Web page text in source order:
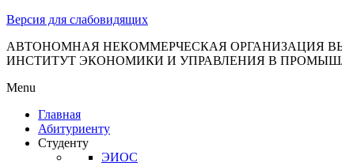
Версия для слабовидящих
АВТОНОМНАЯ НЕКОММЕРЧЕСКАЯ ОРГАНИЗАЦИЯ
ИНСТИТУТ ЭКОНОМИКИ И УПРАВЛЕНИЯ В
Menu
Главная
Абитуриенту
Студенту
ЭИОС